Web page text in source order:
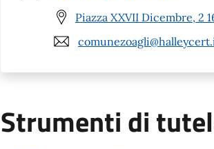
Piazza XXVII Dicembre, 2
Strumenti di